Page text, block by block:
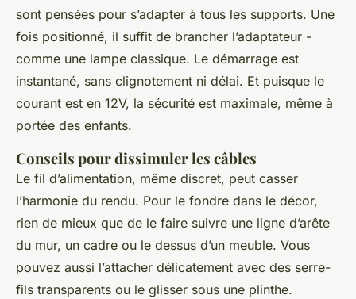
sont pensées pour s’adapter à tous les supports. Une
fois positionné, il suffit de brancher l’adaptateur -
comme une lampe classique. Le démarrage est
instantané, sans clignotement ni délai. Et puisque le
courant est en 12V, la sécurité est maximale, même à
portée des enfants.
Conseils pour dissimuler les câbles
Le fil d’alimentation, même discret, peut casser
l’harmonie du rendu. Pour le fondre dans le décor,
rien de mieux que de le faire suivre une ligne d’arête
du mur, un cadre ou le dessus d’un meuble. Vous
pouvez aussi l’attacher délicatement avec des serre-
fils transparents ou le glisser sous une plinthe.